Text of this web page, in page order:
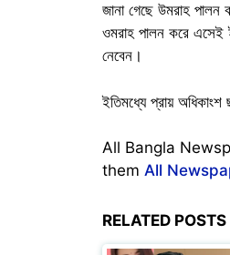
জানা গেছে উমরাহ
ওমরাহ পালন করে এসেই
নেবেন।
ইতিমধ্যে প্রায় অধিকাংশ
All Bangla
them All
RELATED POSTS